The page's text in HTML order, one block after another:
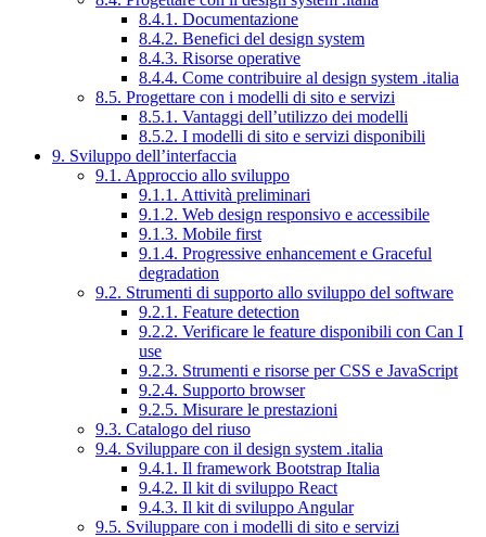
8.4.1. Documentazione
8.4.2. Benefici del design system
8.4.3. Risorse operative
8.4.4. Come contribuire al design system .italia
8.5. Progettare con i modelli di sito e servizi
8.5.1. Vantaggi dell’utilizzo dei modelli
8.5.2. I modelli di sito e servizi disponibili
9. Sviluppo dell’interfaccia
9.1. Approccio allo sviluppo
9.1.1. Attività preliminari
9.1.2. Web design responsivo e accessibile
9.1.3. Mobile first
9.1.4. Progressive enhancement e Graceful
degradation
9.2. Strumenti di supporto allo sviluppo del software
9.2.1. Feature detection
9.2.2. Verificare le feature disponibili con Can I
use
9.2.3. Strumenti e risorse per CSS e JavaScript
9.2.4. Supporto browser
9.2.5. Misurare le prestazioni
9.3. Catalogo del riuso
9.4. Sviluppare con il design system .italia
9.4.1. Il framework Bootstrap Italia
9.4.2. Il kit di sviluppo React
9.4.3. Il kit di sviluppo Angular
9.5. Sviluppare con i modelli di sito e servizi